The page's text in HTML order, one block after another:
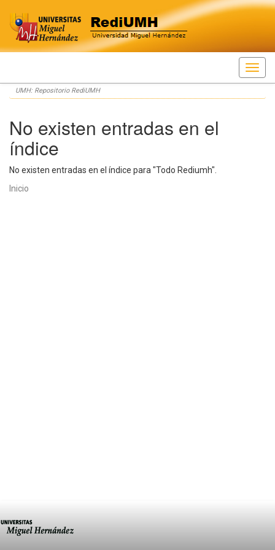
Skip
navigation
UMH: Repositorio RediUMH
No existen entradas en el
índice
No existen entradas en el índice para "Todo Rediumh".
Inicio